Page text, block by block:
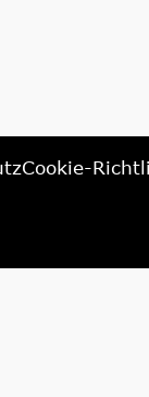
Cookie-